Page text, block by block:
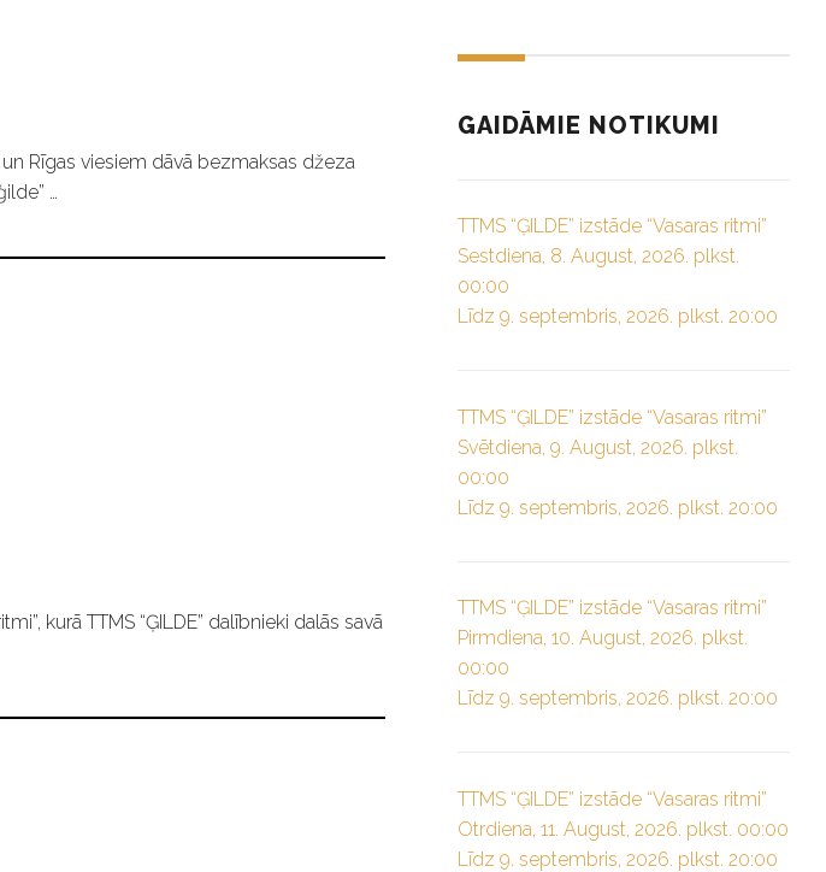
Rīgas viesiem dāvā bezmaksas džeza
…
kurā TTMS “ĢILDE” dalībnieki dalās savā
GAIDĀMIE NOTIKUMI
TTMS “ĢILDE” izstāde “Vasaras ritmi”
Sestdiena, 8. August, 2026. plkst.
00:00
Līdz 9. septembris, 2026. plkst. 20:00
TTMS “ĢILDE” izstāde “Vasaras ritmi”
Svētdiena, 9. August, 2026. plkst.
00:00
Līdz 9. septembris, 2026. plkst. 20:00
TTMS “ĢILDE” izstāde “Vasaras ritmi”
Pirmdiena, 10. August, 2026. plkst.
00:00
Līdz 9. septembris, 2026. plkst. 20:00
TTMS “ĢILDE” izstāde “Vasaras ritmi”
Otrdiena, 11. August, 2026. plkst. 00:00
Līdz 9. septembris, 2026. plkst. 20:00